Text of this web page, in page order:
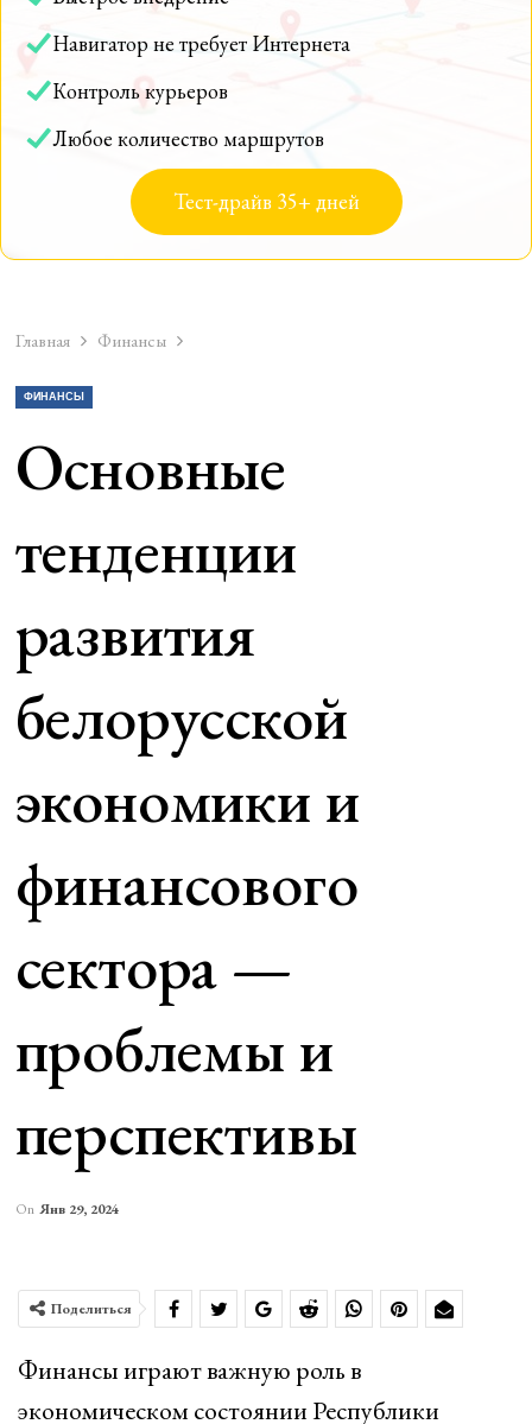
Навигатор не требует Интернета
Контроль курьеров
Любое количество маршрутов
Тест-драйв 35+ дней
Главная Финансы
ФИНАНСЫ
Основные
тенденции
развития
белорусской
экономики и
финансового
сектора —
проблемы и
перспективы
On Янв 29, 2024
Поделиться
Финансы играют важную роль в
экономическом состоянии Республики